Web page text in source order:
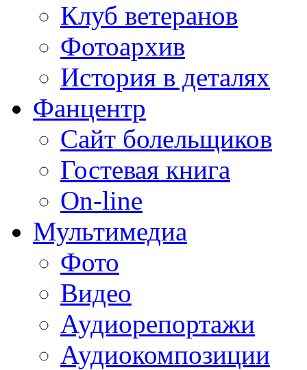
Клуб ветеранов
Фотоархив
История в деталях
Фанцентр
Сайт болельщиков
Гостевая книга
On-line
Мультимедиа
Фото
Видео
Аудиорепортажи
Аудиокомпозиции